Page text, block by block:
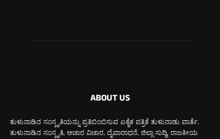
ABOUT US
ತುಳುನಾಡಿನ ಸಂಸ್ಕೃತಿಯನ್ನು ಪ್ರತಿಬಿಂಬಿಸುವ ಏಕೈಕ ಪತ್ರಿಕೆ ತುಳುನಾಡು ವಾರ್ತೆ.
ತುಳುನಾಡಿನ ಸಂಸ್ಕೃತಿ, ಆಚಾರ ವಿಚಾರ, ದೈವಾರಾಧನೆ, ಜಿಲ್ಲಾ ಸುದ್ದಿ, ರಾಜಕೀಯ